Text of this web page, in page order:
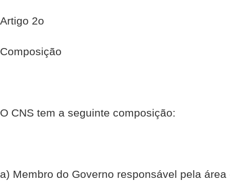
Artigo 2o
Composição
O CNS tem a seguinte composição:
a) Membro do Governo responsável pela